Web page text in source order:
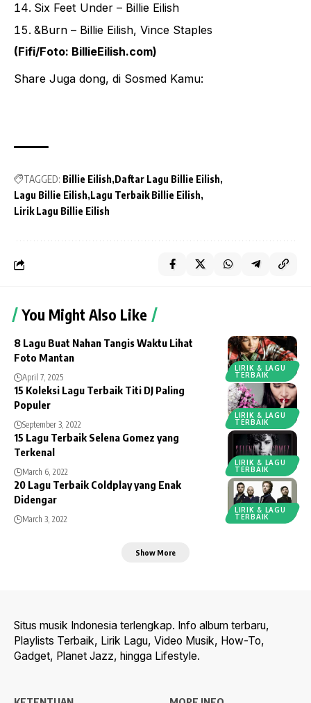
Six Feet Under – Billie Eilish
&Burn – Billie Eilish, Vince Staples
(Fifi/Foto: BillieEilish.com)
Share Juga dong, di Sosmed Kamu:
TAGGED: Billie Eilish Daftar Lagu Billie Eilish
Lagu Billie Eilish Lagu Terbaik Billie Eilish
Lirik Lagu Billie Eilish
You Might Also Like
LIRIK & LAGU
TERBAIK
8 Lagu Buat Nahan Tangis Waktu Lihat
Foto Mantan
April 7, 2025
LIRIK & LAGU
TERBAIK
15 Koleksi Lagu Terbaik Titi DJ Paling
Populer
September 3, 2022
LIRIK & LAGU
TERBAIK
15 Lagu Terbaik Selena Gomez yang
Terkenal
March 6, 2022
LIRIK & LAGU
TERBAIK
20 Lagu Terbaik Coldplay yang Enak
Didengar
March 3, 2022
Show More
Situs musik Indonesia terlengkap. Info album terbaru,
Playlists Terbaik, Lirik Lagu, Video Musik, How-To,
Gadget, Planet Jazz, hingga Lifestyle.